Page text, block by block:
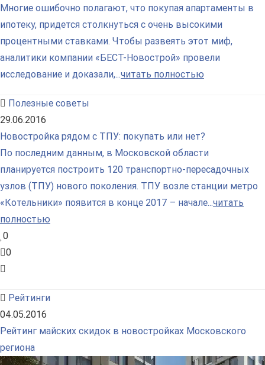
Многие ошибочно полагают, что покупая апартаменты в
ипотеку, придется столкнуться с очень высокими
процентными ставками. Чтобы развеять этот миф,
аналитики компании «БЕСТ-Новострой» провели
исследование и доказали,...читать полностью
Полезные советы
29.06.2016
Новостройка рядом с ТПУ: покупать или нет?
По последним данным, в Московской области
планируется построить 120 транспортно-пересадочных
узлов (ТПУ) нового поколения. ТПУ возле станции метро
«Котельники» появится в конце 2017 – начале...читать
полностью
0
0
Рейтинги
04.05.2016
Рейтинг майских скидок в новостройках Московского
региона